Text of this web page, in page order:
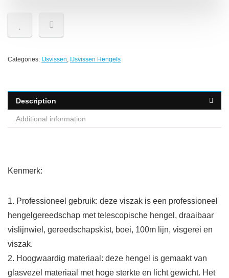
Categories: IJsvissen, IJsvissen Hengels
Description
Additional information
Kenmerk:
1. Professioneel gebruik: deze viszak is een professioneel
hengelgereedschap met telescopische hengel, draaibaar
vislijnwiel, gereedschapskist, boei, 100m lijn, visgerei en
viszak.
2. Hoogwaardig materiaal: deze hengel is gemaakt van
glasvezel materiaal met hoge sterkte en licht gewicht. Het